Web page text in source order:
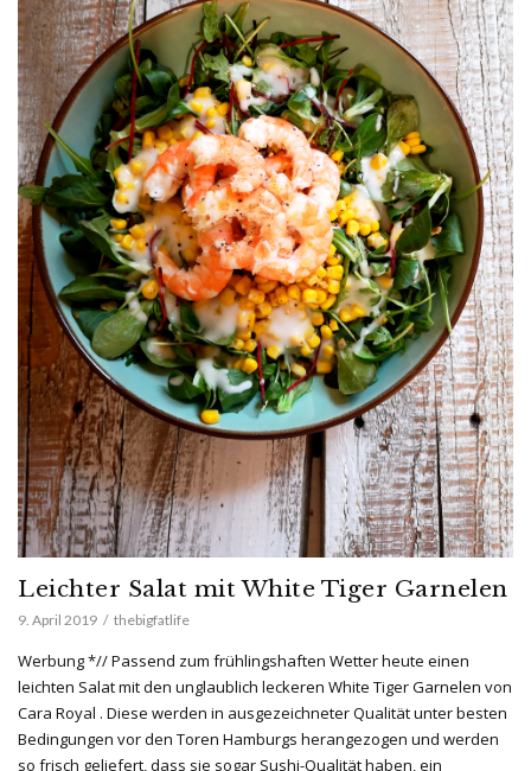
Leichter Salat mit White Tiger Garnelen
9. April 2019 thebigfatlife
Werbung *// Passend zum frühlingshaften Wetter heute einen
leichten Salat mit den unglaublich leckeren White Tiger Garnelen von
Cara Royal . Diese werden in ausgezeichneter Qualität unter besten
Bedingungen vor den Toren Hamburgs herangezogen und werden
so frisch geliefert, dass sie sogar Sushi-Qualität haben, ein